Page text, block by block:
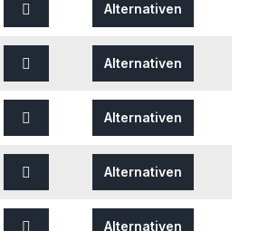
Alternativen
Alternativen
Alternativen
Alternativen
Alternativen